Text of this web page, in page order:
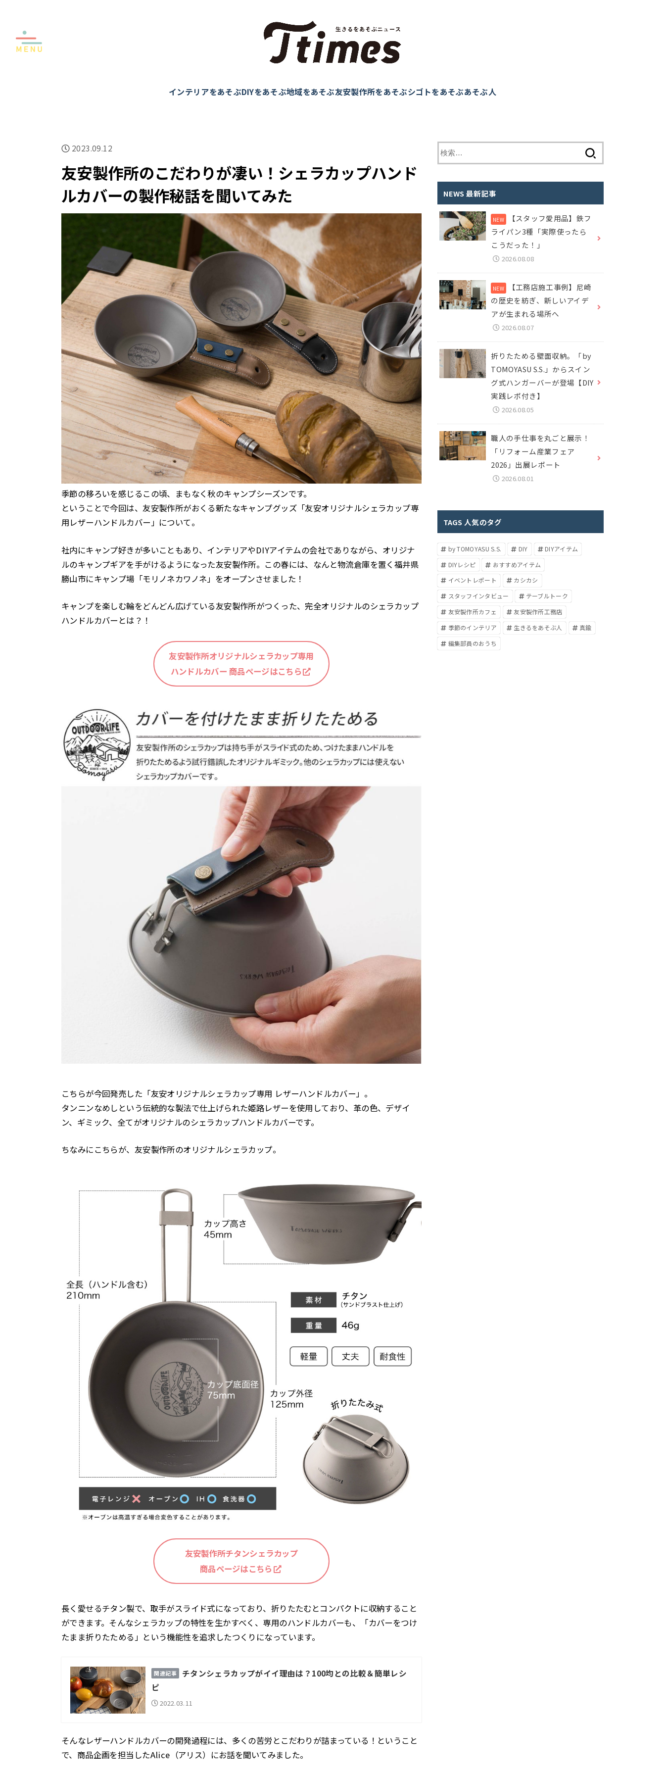
インテリアをあそぶDIYをあそぶ地域をあそぶ友安製作所をあそぶシゴトをあそぶあそぶ人
2023.09.12
友安製作所のこだわりが凄い！シェラカップハンド
ルカバーの製作秘話を聞いてみた
季節の移ろいを感じるこの頃、まもなく秋のキャンプシーズンです。
ということで今回は、友安製作所がおくる新たなキャンプグッズ「友安オリジナルシェラカップ専
用レザーハンドルカバー」について。
社内にキャンプ好きが多いこともあり、インテリアやDIYアイテムの会社でありながら、オリジナ
ルのキャンプギアを手がけるようになった友安製作所。この春には、なんと物流倉庫を置く福井県
勝山市にキャンプ場「モリノネカワノネ」をオープンさせました！
キャンプを楽しむ輪をどんどん広げている友安製作所がつくった、完全オリジナルのシェラカップ
ハンドルカバーとは？！
友安製作所オリジナルシェラカップ専用
ハンドルカバー 商品ページはこちら
こちらが今回発売した「友安オリジナルシェラカップ専用 レザーハンドルカバー」。
タンニンなめしという伝統的な製法で仕上げられた姫路レザーを使用しており、革の色、デザイ
ン、ギミック、全てがオリジナルのシェラカップハンドルカバーです。
ちなみにこちらが、友安製作所のオリジナルシェラカップ。
友安製作所チタンシェラカップ
商品ページはこちら
長く愛せるチタン製で、取手がスライド式になっており、折りたたむとコンパクトに収納すること
ができます。そんなシェラカップの特性を生かすべく、専用のハンドルカバーも、「カバーをつけ
たまま折りたためる」という機能性を追求したつくりになっています。
チタンシェラカップがイイ理由は？100均との比較＆簡単レシ
ピ
2022.03.11
そんなレザーハンドルカバーの開発過程には、多くの苦労とこだわりが詰まっている！ということ
で、商品企画を担当したAlice（アリス）にお話を聞いてみました。
索
NEWS 最新記事
【スタッフ愛用品】鉄フ
ライパン3種「実際使ったら
こうだった！」
2026.08.08
【工務店施工事例】尼崎
の歴史を紡ぎ、新しいアイデ
アが生まれる場所へ
2026.08.07
折りたためる壁面収納。「by
TOMOYASU S.S.」からスイン
グ式ハンガーバーが登場【DIY
実践レポ付き】
2026.08.05
職人の手仕事を丸ごと展示！
「リフォーム産業フェア
2026」出展レポート
2026.08.01
TAGS 人気のタグ
by TOMOYASU S.S. DIY
DIYアイテム
DIYレシピ
おすすめアイテム
イベントレポート
カシカシ
スタッフインタビュー
テーブルトーク
友安製作所カフェ
友安製作所工務店
季節のインテリア
生きるをあそぶ人
真鍮
編集部員のおうち